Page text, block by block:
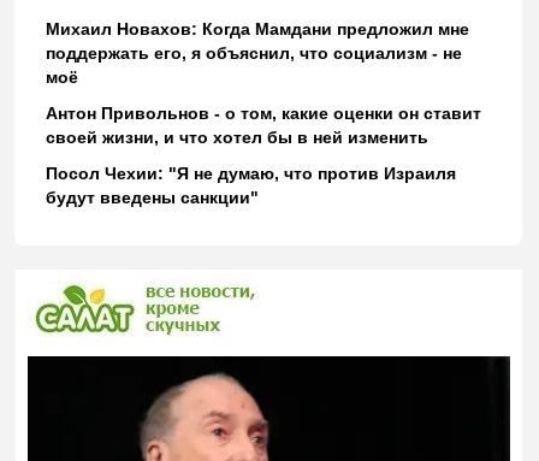
Михаил Новахов: Когда Мамдани предложил мне
поддержать его, я объяснил, что социализм - не
моё
Антон Привольнов - о том, какие оценки он ставит
своей жизни, и что хотел бы в ней изменить
Посол Чехии: "Я не думаю, что против Израиля
будут введены санкции"